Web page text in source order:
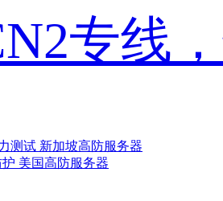
专线
测试 新加坡高防服务器
美国高防服务器